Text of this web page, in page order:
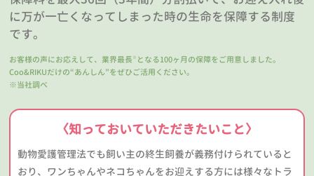
に万が一亡くなってしまった時の生命を保障する制度
です。
お客様の声にお応えして、業界最長 ※ となる100ヶ月の保障をご用意しました。
Coo&RIKUだけの“あんしん”をぜひご活用ください。
※当社調べ
〈知っておいていただきたいこと〉
動物愛護管理法でも飼い主の終生飼養が義務付けられていると
おり、ワンちゃんやネコちゃんをお迎えする方には様々なトラ